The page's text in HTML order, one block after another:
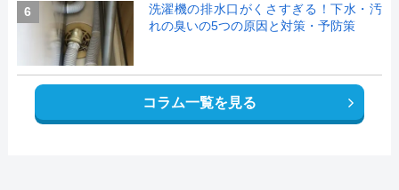
6
洗濯機の排水口がくさすぎる！下水・汚
れの臭いの5つの原因と対策・予防策
コラム一覧を見る